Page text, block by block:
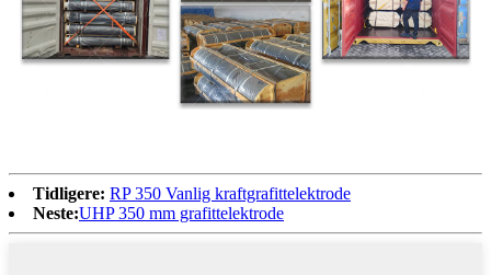
Tidligere: RP 350 Vanlig kraftgrafittelektrode
Neste:UHP 350 mm grafittelektrode